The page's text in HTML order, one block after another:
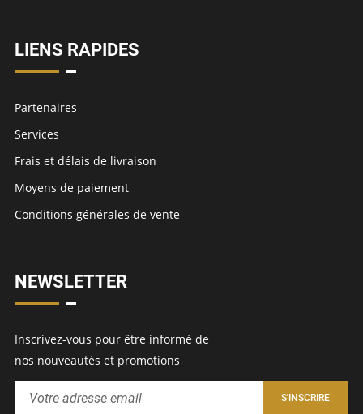
LIENS RAPIDES
Partenaires
Services
Frais et délais de livraison
Moyens de paiement
Conditions générales de vente
NEWSLETTER
Inscrivez-vous pour être informé de
nos nouveautés et promotions